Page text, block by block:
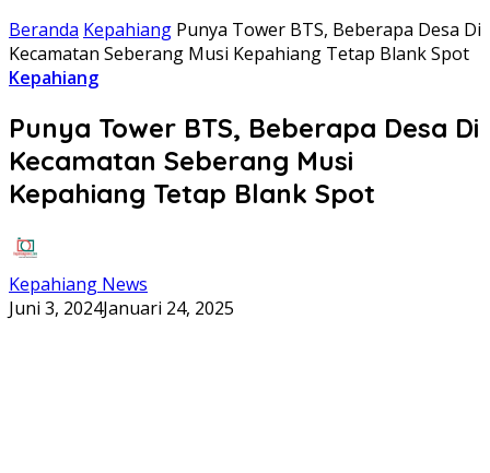
Beranda Kepahiang Punya Tower BTS, Beberapa Desa Di
Kecamatan Seberang Musi Kepahiang Tetap Blank Spot
Kepahiang
Punya Tower BTS, Beberapa Desa Di
Kecamatan Seberang Musi
Kepahiang Tetap Blank Spot
Kepahiang News
Juni 3, 2024Januari 24, 2025